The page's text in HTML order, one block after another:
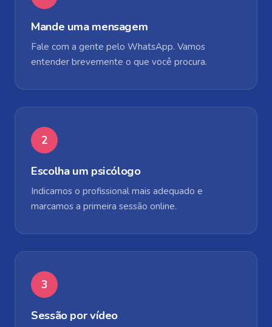
Mande uma mensagem
Fale com a gente pelo WhatsApp. Vamos
entender brevemente o que você procura.
2
Escolha um psicólogo
Indicamos o profissional mais adequado e
marcamos a primeira sessão online.
3
Sessão por vídeo